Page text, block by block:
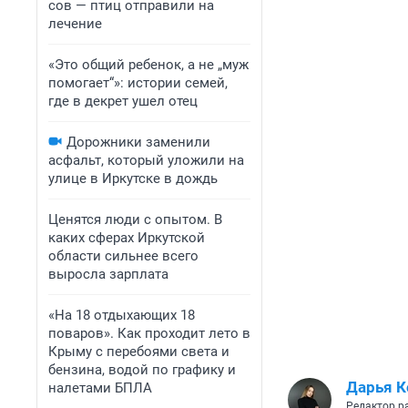
сов — птиц отправили на
лечение
«Это общий ребенок, а не „муж
помогает“»: истории семей,
где в декрет ушел отец
Дорожники заменили
асфальт, который уложили на
улице в Иркутске в дождь
Ценятся люди с опытом. В
каких сферах Иркутской
области сильнее всего
выросла зарплата
«На 18 отдыхающих 18
поваров». Как проходит лето в
Крыму с перебоями света и
бензина, водой по графику и
налетами БПЛА
Дарья